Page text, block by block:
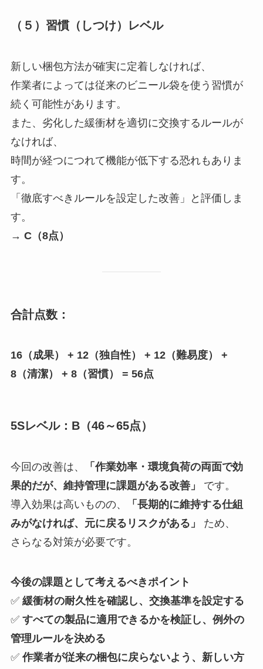
（５）習慣（しつけ）レベル
新しい梱包方法が確実に定着しなければ、
作業者によっては従来のビニール袋を使う習慣が
続く可能性があります。
また、劣化した緩衝材を適切に交換するルールが
なければ、
時間が経つにつれて機能が低下する恐れもありま
す。
「徹底すべきルールを設定した改善」と評価しま
す。
→ C（8点）
合計点数：
16（成果） + 12（独自性） + 12（難易度） +
8（清潔） + 8（習慣） = 56点
5Sレベル：B（46～65点）
今回の改善は、
「作業効率・環境負荷の両面で効
果的だが、維持管理に課題がある改善」
です。
導入効果は高いものの、
「長期的に維持する仕組
みがなければ、元に戻るリスクがある」
ため、
さらなる対策が必要です。
今後の課題として考えるべきポイント
✅ 緩衝材の耐久性を確認し、交換基準を設定する
✅ すべての製品に適用できるかを検証し、例外の
管理ルールを決める
✅ 作業者が従来の梱包に戻らないよう、新しい方